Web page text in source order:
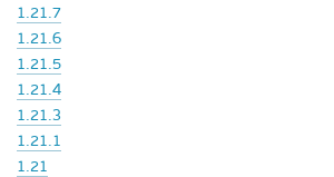
1.21.7
1.21.6
1.21.5
1.21.4
1.21.3
1.21.1
1.21